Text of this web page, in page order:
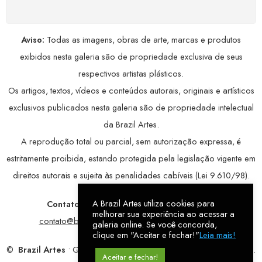
Aviso: Todas as imagens, obras de arte, marcas e produtos
exibidos nesta galeria são de propriedade exclusiva de seus
respectivos artistas plásticos.
Os artigos, textos, vídeos e conteúdos autorais, originais e artísticos
exclusivos publicados nesta galeria são de propriedade intelectual
da Brazil Artes.
A reprodução total ou parcial, sem autorização expressa, é
estritamente proibida, estando protegida pela legislação vigente em
direitos autorais e sujeita às penalidades cabíveis (Lei 9.610/98).
Contatos: WhatsApp:79 9998-1221/ E-mail:
contato@brazilartes.com/ Instagram:@brazilartes
© Brazil Artes • Galeria Online.9 anosde história (2017 – 2026).
A Brazil Artes utiliza cookies para
melhorar sua experiência ao acessar a
galeria online. Se você concorda,
clique em "Aceitar e fechar!"Leia mais!
Aceitar e fechar!